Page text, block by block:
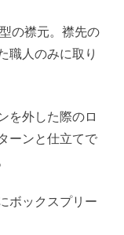
の襟元。襟先の
職人のみに取り
を外した際のロ
ーンと仕立てで
ボックスプリー